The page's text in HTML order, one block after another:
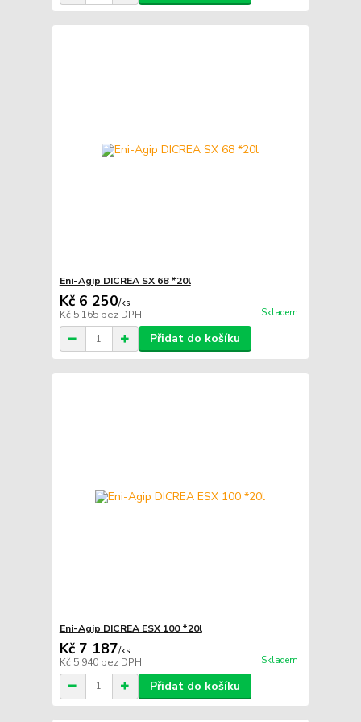
Eni-Agip DICREA SX 68 *20l
Kč 6 250/ks
Kč 5 165 bez DPH Skladem
Přidat do košíku
Eni-Agip DICREA ESX 100 *20l
Kč 7 187/ks
Kč 5 940 bez DPH Skladem
Přidat do košíku